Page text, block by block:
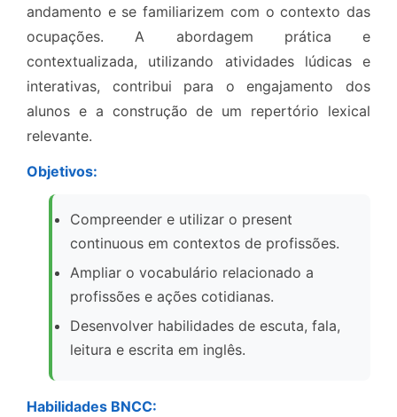
andamento e se familiarizem com o contexto das
ocupações. A abordagem prática e
contextualizada, utilizando atividades lúdicas e
interativas, contribui para o engajamento dos
alunos e a construção de um repertório lexical
relevante.
Objetivos:
Compreender e utilizar o present
continuous em contextos de profissões.
Ampliar o vocabulário relacionado a
profissões e ações cotidianas.
Desenvolver habilidades de escuta, fala,
leitura e escrita em inglês.
Habilidades BNCC: